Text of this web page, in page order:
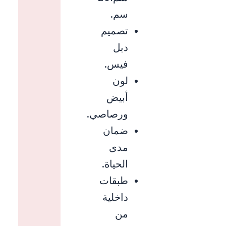
سم.
تصميم
دبل
فيس.
لون
أبيض
ورصاصي.
ضمان
مدى
الحياة.
طبقات
داخلية
من